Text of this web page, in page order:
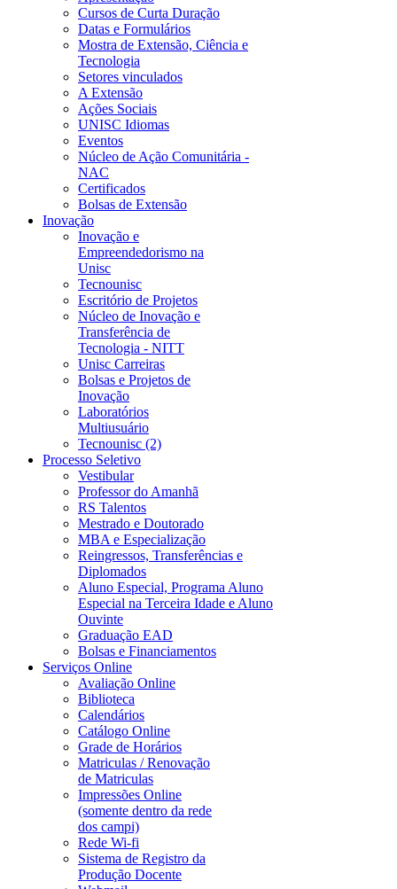
Cursos de Curta Duração
Datas e Formulários
Mostra de Extensão, Ciência e
Tecnologia
Setores vinculados
A Extensão
Ações Sociais
UNISC Idiomas
Eventos
Núcleo de Ação Comunitária -
NAC
Certificados
Bolsas de Extensão
Inovação
Inovação e
Empreendedorismo na
Unisc
Tecnounisc
Escritório de Projetos
Núcleo de Inovação e
Transferência de
Tecnologia - NITT
Unisc Carreiras
Bolsas e Projetos de
Inovação
Laboratórios
Multiusuário
Tecnounisc (2)
Processo Seletivo
Vestibular
Professor do Amanhã
RS Talentos
Mestrado e Doutorado
MBA e Especialização
Reingressos, Transferências e
Diplomados
Aluno Especial, Programa Aluno
Especial na Terceira Idade e Aluno
Ouvinte
Graduação EAD
Bolsas e Financiamentos
Serviços Online
Avaliação Online
Biblioteca
Calendários
Catálogo Online
Grade de Horários
Matriculas / Renovação
de Matriculas
Impressões Online
(somente dentro da rede
dos campi)
Rede Wi-fi
Sistema de Registro da
Produção Docente